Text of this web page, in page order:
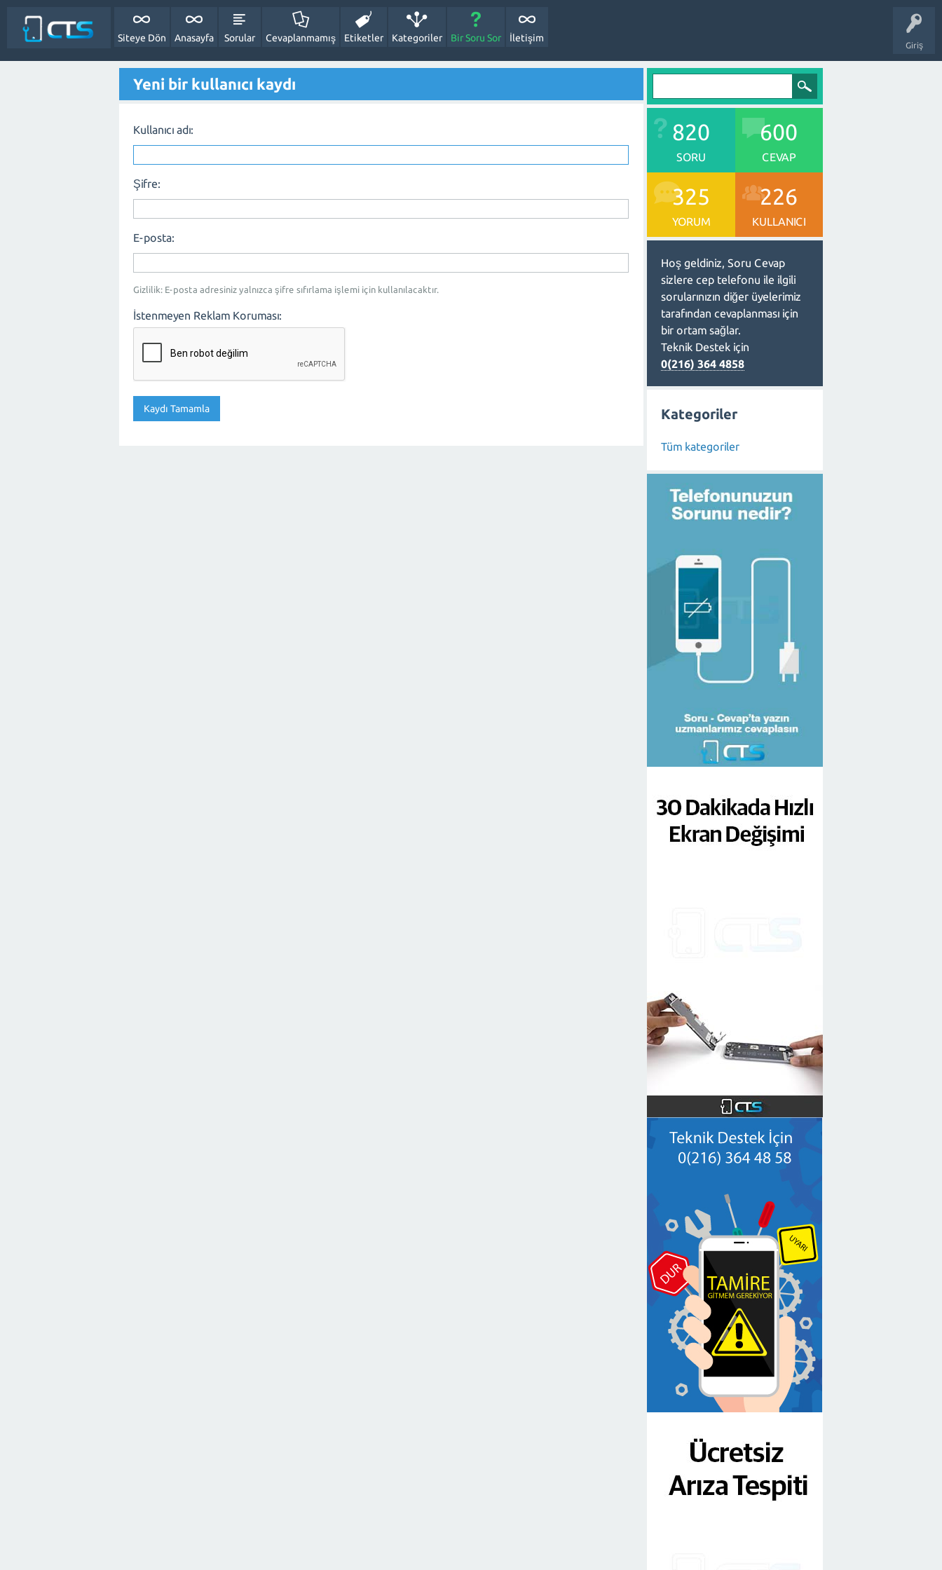
Giriş
Siteye Dön Anasayfa Sorular Cevaplanmamış Etiketler Kategoriler Bir Soru Sor İletişim
Yeni bir kullanıcı kaydı
Kullanıcı adı:
Şifre:
E-posta:
Gizlilik: E-posta adresiniz yalnızca şifre sıfırlama işlemi için kullanılacaktır.
İstenmeyen Reklam Koruması:
820
SORU
600
CEVAP
325
YORUM
226
KULLANICI
Hoş geldiniz, Soru Cevap
sizlere cep telefonu ile ilgili
sorularınızın diğer üyelerimiz
tarafından cevaplanması için
bir ortam sağlar.
Teknik Destek için
0(216) 364 4858
Kategoriler
Tüm kategoriler